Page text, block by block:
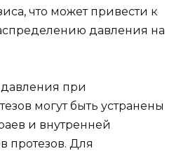
что может привести к
давления на
при
могут быть устранены
и внутренней
протезов. Для